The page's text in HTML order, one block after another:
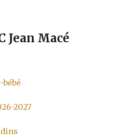
Jean Macé
2027